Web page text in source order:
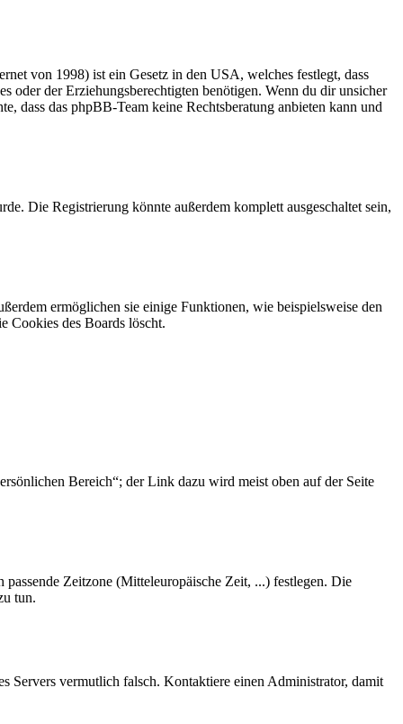
von 1998) ist ein Gesetz in den USA, welches festlegt, dass
oder der Erziehungsberechtigten benötigen. Wenn du dir unsicher
dass das phpBB-Team keine Rechtsberatung anbieten kann und
Die Registrierung könnte außerdem komplett ausgeschaltet sein,
ermöglichen sie einige Funktionen, wie beispielsweise den
Cookies des Boards löscht.
Bereich“; der Link dazu wird meist oben auf der Seite
Zeitzone (Mitteleuropäische Zeit, ...) festlegen. Die
tun.
Servers vermutlich falsch. Kontaktiere einen Administrator, damit